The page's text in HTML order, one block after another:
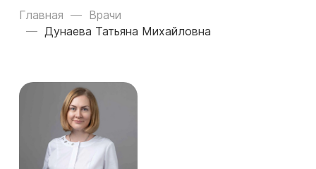
Главная
Врачи
Дунаева Татьяна Михайловна